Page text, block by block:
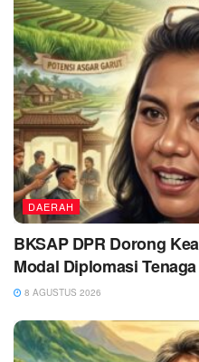
DAERAH
BKSAP DPR Dorong
Modal Diplomasi
8 AGUSTUS 2026